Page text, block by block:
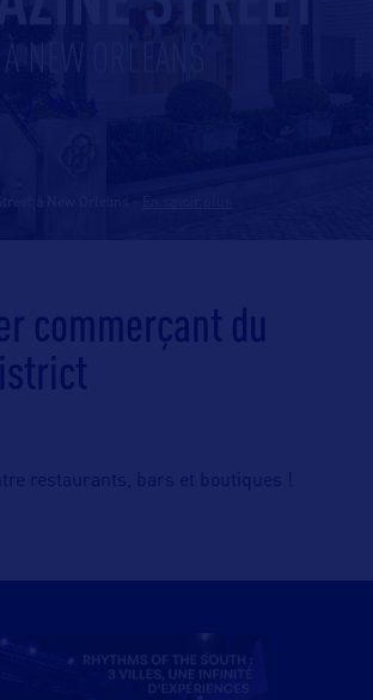
À NEW ORLEANS
commerçant du
restaurants, bars et boutiques !